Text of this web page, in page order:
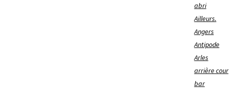
abri
Ailleurs.
Angers
Antipode
Arles
arrière cour
bar